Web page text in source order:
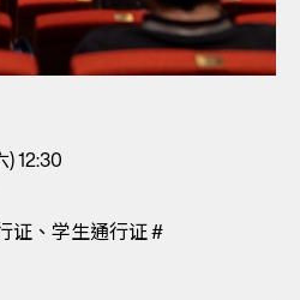
12:30
证、学生通行证 #